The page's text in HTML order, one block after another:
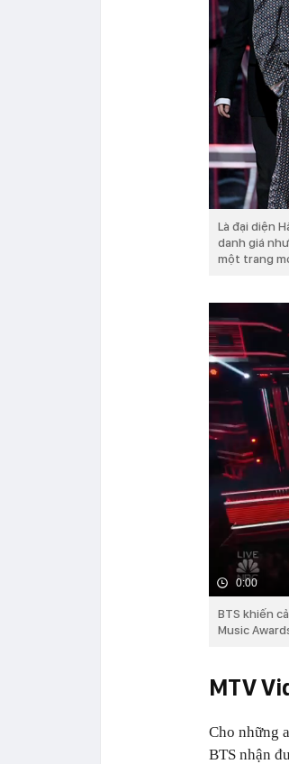
Là đại diện
danh giá
một trang
0:00
BTS khiến
Music
MTV
Cho những
BTS nhận